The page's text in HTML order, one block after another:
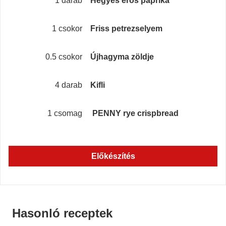
1 csokor Friss petrezselyem
0.5 csokor Újhagyma zöldje
4 darab Kifli
1 csomag PENNY rye crispbread
Előkészítés
Hasonló receptek